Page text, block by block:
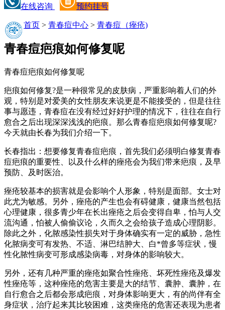
在线咨询 预约挂号
首页 > 青春痘中心 > 青春痘（痤疮)
青春痘疤痕如何修复呢
青春痘疤痕如何修复呢
疤痕如何修复?是一种很常见的皮肤病，严重影响着人们的外
观，特别是对爱美的女性朋友来说更是不能接受的，但是往往
事与愿违，青春痘在没有经过好好护理的情况下，往往在自行
愈合之后出现深深浅浅的疤痕。那么青春痘疤痕如何修复呢?
今天就由长春为我们介绍一下。
长春指出：想要修复青春痘疤痕，首先我们必须明白修复青春
痘疤痕的重要性、以及什么样的痤疮会为我们带来疤痕，及早
预防、及时医治。
痤疮较基本的损害就是会影响个人形象，特别是面部。女士对
此尤为敏感。另外，痤疮的产生也会有碍健康，健康当然包括
心理健康，很多青少年在长出痤疮之后会变得自卑，怕与人交
流沟通，怕被人偷偷议论，久而久之会给孩子造成心理阴影。
除此之外，化脓感染性损失对于身体确实有一定的威胁，急性
化脓病变可有发热、不适、淋巴结肿大、白*曾多等症状，慢
性化脓性病变可形成感染病毒，对身体的影响较大。
另外，还有几种严重的痤疮如聚合性痤疮、坏死性痤疮及爆发
性痤疮等，这种痤疮的危害主要是大的结节、囊肿、囊肿，在
自行愈合之后都会形成疤痕，对身体影响更大，有的尚伴有全
身症状，治疗起来其比较困难，这类痤疮的危害还表现为患者